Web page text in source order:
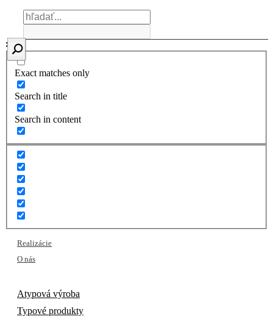
Exact matches only
Search in title
Search in content
Realizácie
O nás
Atypová výroba
Typové produkty